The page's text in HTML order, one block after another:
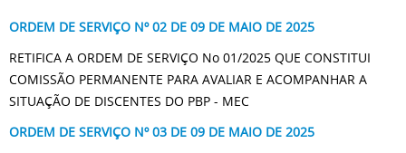
ORDEM DE SERVIÇO Nº 02 DE 09 DE MAIO DE 2025
RETIFICA A ORDEM DE SERVIÇO No 01/2025 QUE CONSTITUI
COMISSÃO PERMANENTE PARA AVALIAR E ACOMPANHAR A
SITUAÇÃO DE DISCENTES DO PBP - MEC
ORDEM DE SERVIÇO Nº 03 DE 09 DE MAIO DE 2025